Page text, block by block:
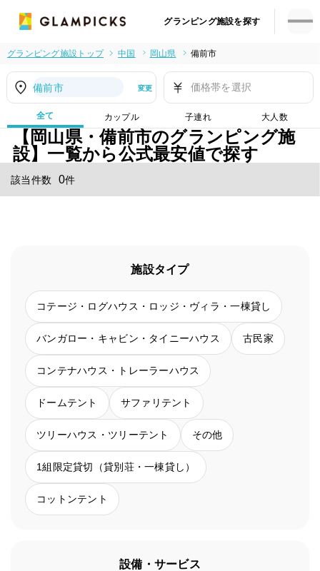
グランピング施設を探す
グランピング施設トップ 中国 岡山県 備前市
備前市 変更 価格帯を選択
全て カップル 子連れ 大人数
【岡山県・備前市のグランピング施
設】一覧から公式最安値で探す
該当件数 0件
施設タイプ
コテージ・ログハウス・ロッジ・ヴィラ・一棟貸し
バンガロー・キャビン・タイニーハウス 古民家
コンテナハウス・トレーラーハウス
ドームテント サファリテント
ツリーハウス・ツリーテント その他
1組限定貸切（貸別荘・一棟貸し）
コットンテント
設備・サービス